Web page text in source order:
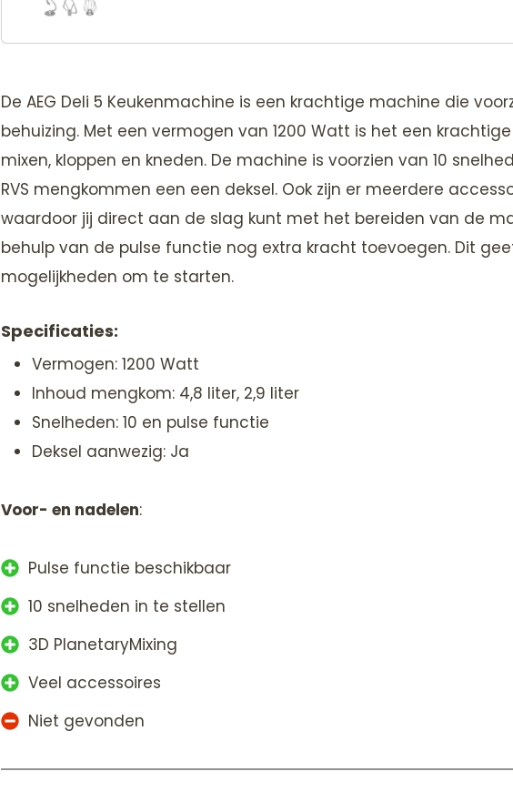
De AEG Deli 5 Keukenmachine is een krachtige machine die
behuizing. Met een vermogen van 1200 Watt is het een
mixen, kloppen en kneden. De machine is voorzien van 10
RVS mengkommen een een deksel. Ook zijn er meerdere
waardoor jij direct aan de slag kunt met het bereiden van de
behulp van de pulse functie nog extra kracht toevoegen. Dit
mogelijkheden om te starten.
Specificaties:
Vermogen: 1200 Watt
Inhoud mengkom: 4,8 liter, 2,9 liter
Snelheden: 10 en pulse functie
Deksel aanwezig: Ja
Voor- en nadelen:
Pulse functie beschikbaar
10 snelheden in te stellen
3D PlanetaryMixing
Veel accessoires
Niet gevonden